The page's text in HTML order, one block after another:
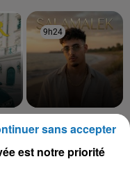
9h24
9h24
Salamalek
est notre priorité
sans accepter